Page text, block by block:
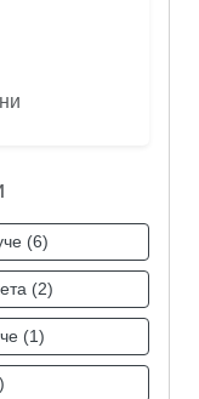
(6)
(2)
(1)